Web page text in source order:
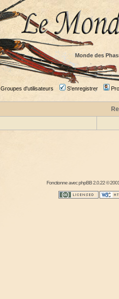
Monde des
Groupes d'utilisateurs S'enregistrer
Fonctionne avecphpBB2.0.22 ©